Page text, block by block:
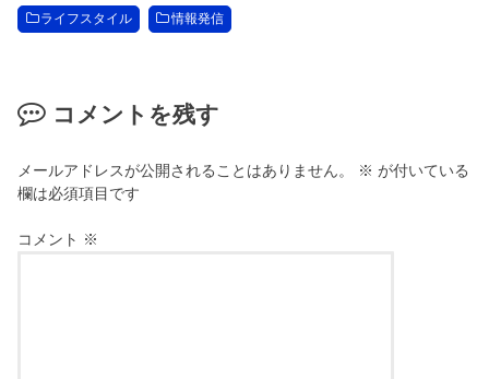
ライフスタイル 情報発信
コメントを残す
メールアドレスが公開されることはありません。 ※ が付いている
欄は必須項目です
コメント ※